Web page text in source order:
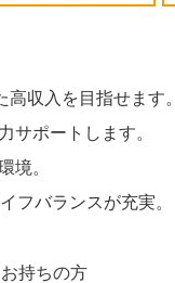
高収入を目指せます。
サポートします。
境。
フバランスが充実。
持ちの方